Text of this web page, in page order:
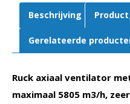
D2
aantal
Beschrijving
Gerelateerde
Ruck axiaal ventilator
maximaal 5805 m3/h,